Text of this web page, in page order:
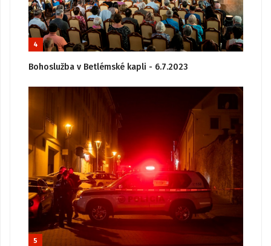
4
Bohoslužba v Betlémské kapli - 6.7.2023
5